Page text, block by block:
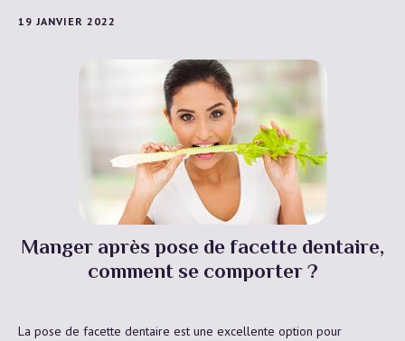
19 JANVIER 2022
Manger après pose de facette dentaire,
comment se comporter ?
La pose de facette dentaire est une excellente option pour